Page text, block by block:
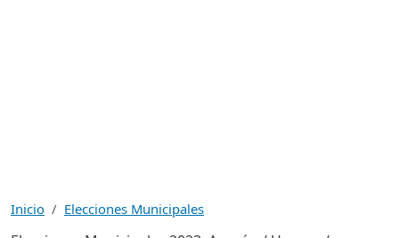
Inicio Elecciones Municipales